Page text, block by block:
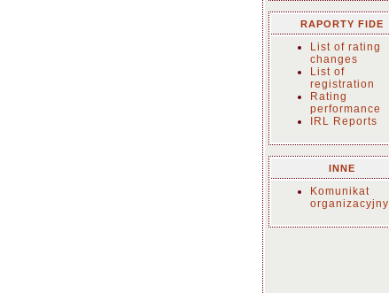
RAPORTY FIDE
List of rating
changes
List of
registration
Rating
performance
IRL Reports
INNE
Komunikat
organizacyjny